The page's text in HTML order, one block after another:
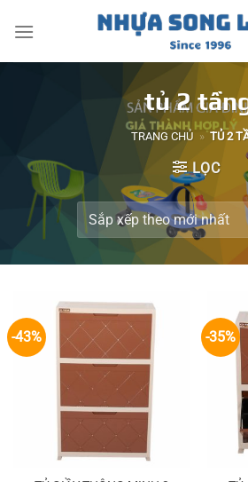
tủ 2
TRANG CHỦ » TỦ 2
LỌC
-43% -35%